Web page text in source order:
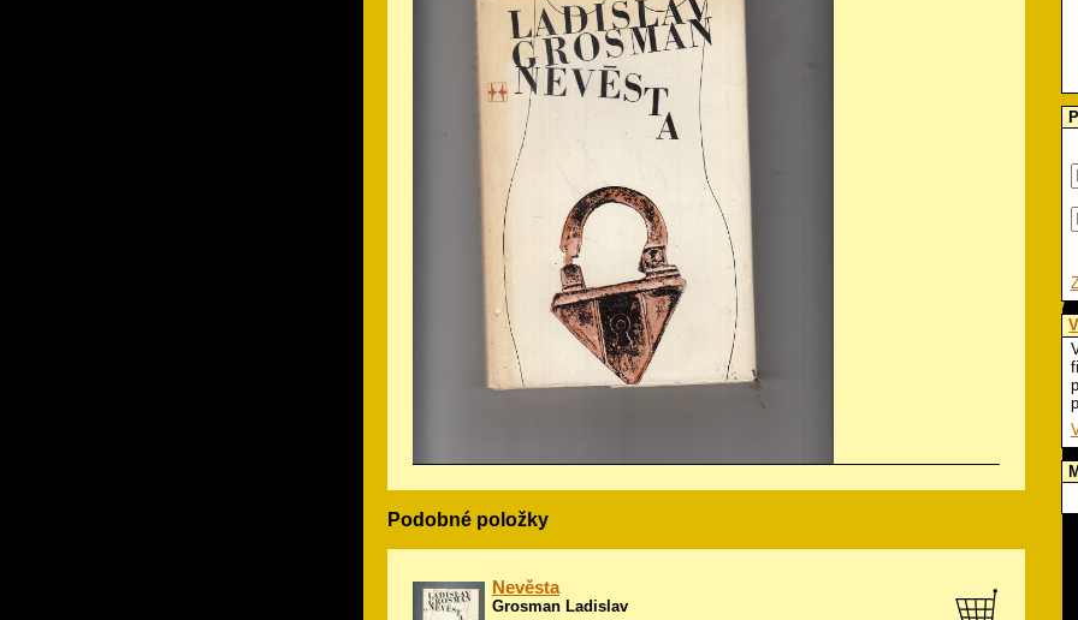
Podobné položky
Nevěsta
Grosman Ladislav